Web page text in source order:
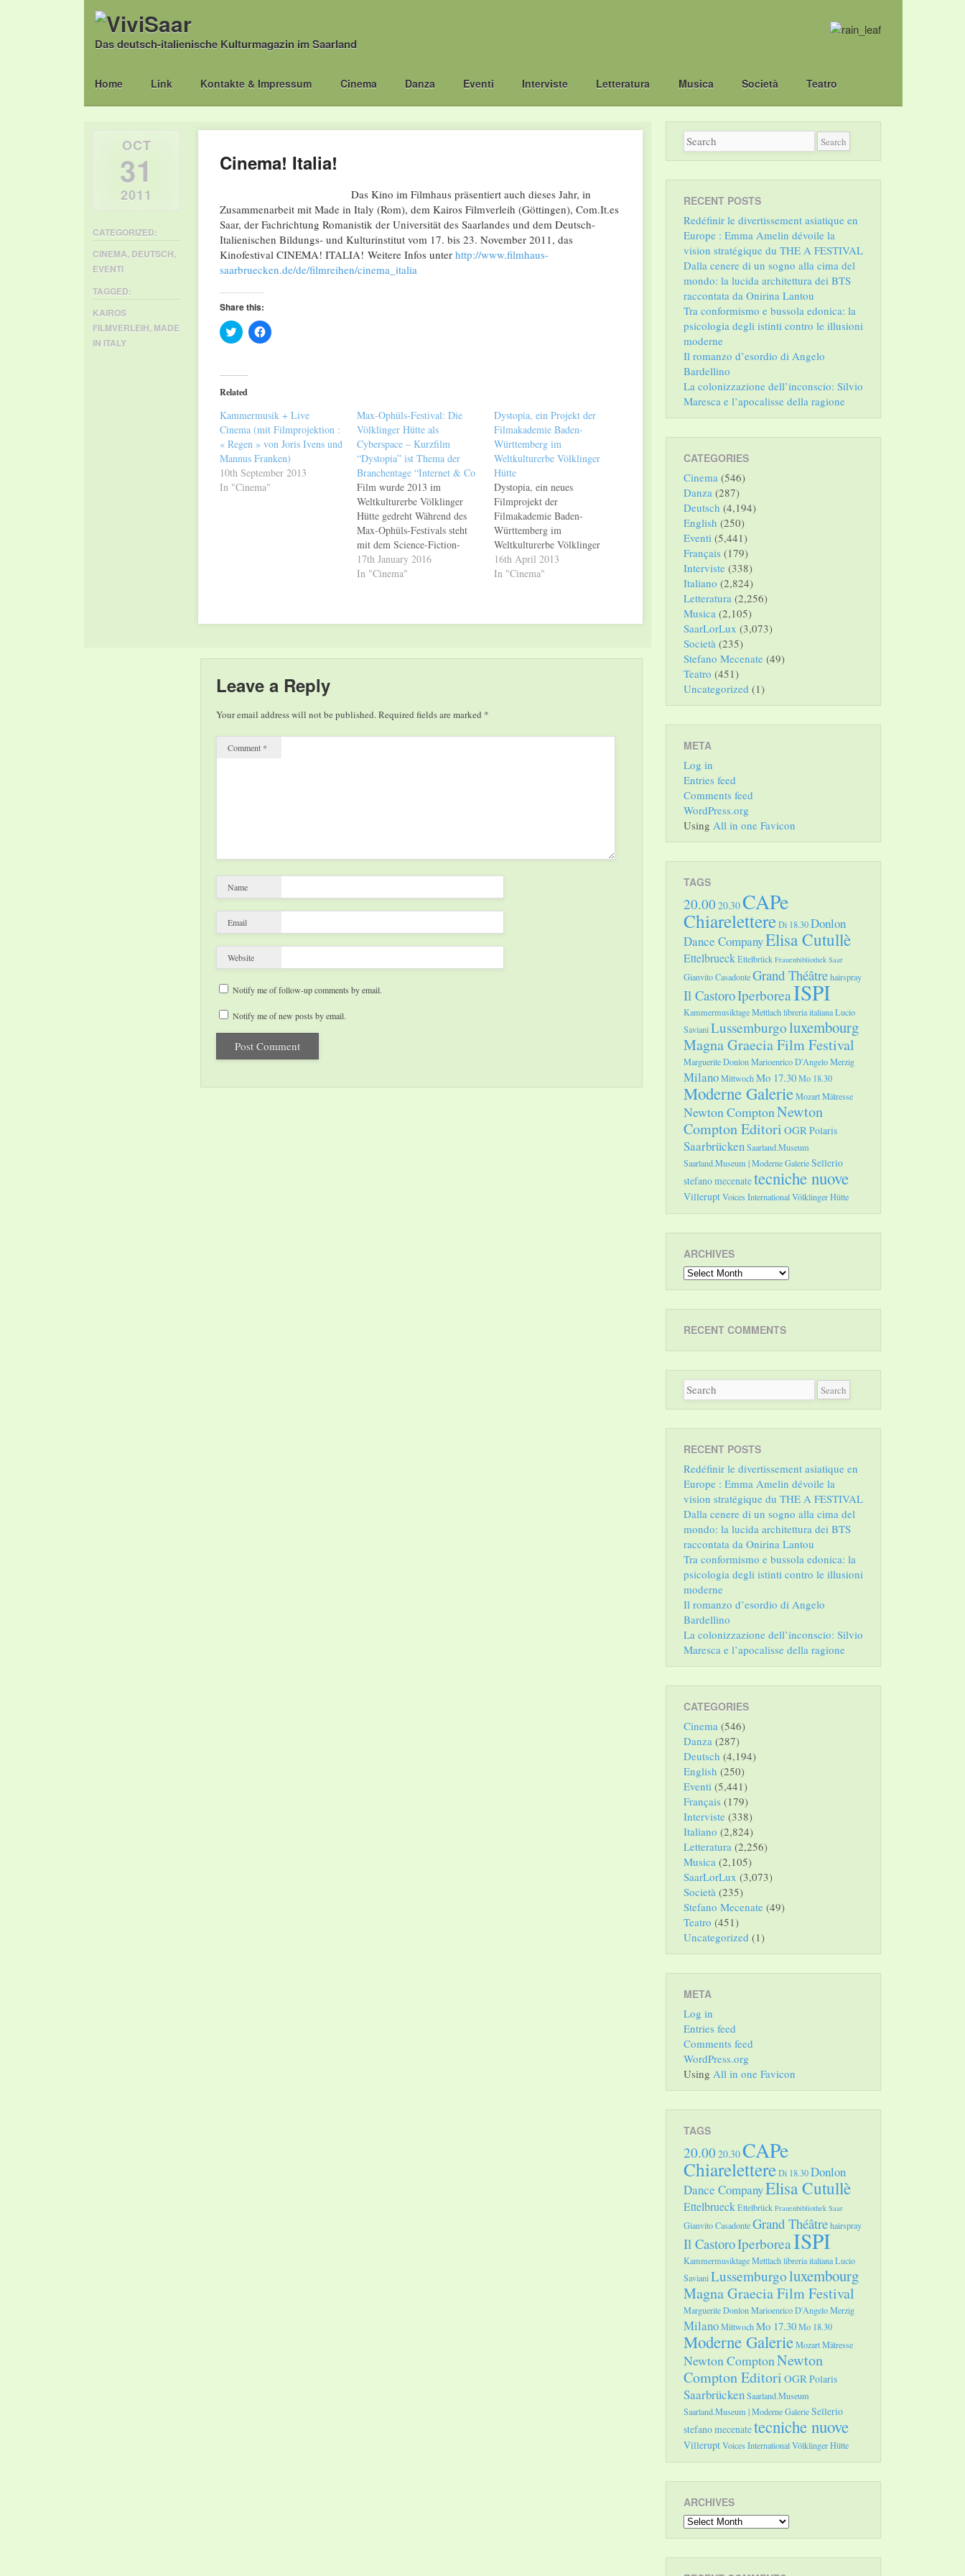
Das deutsch-italienische Kulturmagazin im Saarland
Main menu
Skip
Home Link Kontakte & Impressum Cinema Danza Eventi Interviste Letteratura Musica Società Teatro
Cinema! Italia!
Das Kino im Filmhaus präsentiert auch dieses Jahr, in
Zusammenarbeit mit Made in Italy (Rom), dem Kairos Filmverleih (Göttingen), Com.It.es
Saar, der Fachrichtung Romanistik der Universität des Saarlandes und dem Deutsch-
Italienischen Bildungs- und Kulturinstitut vom 17. bis 23. November 2011, das
Kinofestival CINEMA! ITALIA! Weitere Infos unter http://www.filmhaus-
saarbruecken.de/de/filmreihen/cinema_italia
Share this:
Click
to
(Opens
in
new
Click
to
Related
Kammermusik + Live
Cinema (mit Filmprojektion :
« Regen » von Joris Ivens und
Mannus Franken)
10th September 2013
In "Cinema"
Max-Ophüls-Festival: Die
Völklinger Hütte als
Cyberspace – Kurzfilm
“Dystopia” ist Thema der
Branchentage “Internet & Co
Film wurde 2013 im
Weltkulturerbe Völklinger
Hütte gedreht Während des
Max-Ophüls-Festivals steht
mit dem Science-Fiction-
Kurzfilm "Dystopia" ein Film
im Blickpunkt, der im
entstand: Im Internet konnte
17th January 2016
In "Cinema"
Dystopia, ein Projekt der
Filmakademie Baden-
Württemberg im
Weltkulturerbe Völklinger
Hütte
Dystopia, ein neues
Filmprojekt der
Filmakademie Baden-
Württemberg im
Weltkulturerbe Völklinger
Hütte. Das Weltkulturerbe
Völklinger Hütte als
Baden-Württemberg, und
16th April 2013
In "Cinema"
OCT
31
2011
CATEGORIZED:
CINEMA, DEUTSCH,
EVENTI
TAGGED:
KAIROS
FILMVERLEIH, MADE
IN ITALY
Leave a Reply
Your email address will not be published.Required fields are marked *
Comment *
Name
Email
Website
Notify me of follow-up comments by email.
Notify me of new posts by email.
RECENT POSTS
Redéfinir le divertissement asiatique en
Europe : Emma Amelin dévoile la
vision stratégique du THE A FESTIVAL
Dalla cenere di un sogno alla cima del
mondo: la lucida architettura dei BTS
raccontata da Onirina Lantou
Tra conformismo e bussola edonica: la
psicologia degli istinti contro le illusioni
moderne
Il romanzo d’esordio di Angelo
Bardellino
La colonizzazione dell’inconscio: Silvio
Maresca e l’apocalisse della ragione
CATEGORIES
Cinema (546)
Danza (287)
Deutsch (4,194)
English (250)
Eventi (5,441)
Français (179)
Interviste (338)
Italiano (2,824)
Letteratura (2,256)
Musica (2,105)
SaarLorLux (3,073)
Società (235)
Stefano Mecenate (49)
Teatro (451)
Uncategorized (1)
META
Log in
Entries feed
Comments feed
WordPress.org
Using All in one Favicon
TAGS
20.00 20.30CAPe
ChiarelettereDi 18.30Donlon
Dance CompanyElisa Cutullè
EttelbrueckEttelbrück Frauenbibliothek Saar
Gianvito CasadonteGrand Théâtrehairspray
Il CastoroIperboreaISPI
Kammermusiktage Mettlachlibreria italianaLucio
SavianiLussemburgoluxembourg
Magna Graecia Film Festival
Marguerite DonlonMarioenrico D'AngeloMerzig
MilanoMittwochMo 17.30Mo 18.30
Moderne GalerieMozartMätresse
Newton ComptonNewton
Compton Editori OGRPolaris
SaarbrückenSaarland.Museum
Saarland.Museum | Moderne GalerieSellerio
stefano mecenatetecniche nuove
VilleruptVoices InternationalVölklinger Hütte
ARCHIVES
Archives
RECENT COMMENTS
RECENT POSTS
Redéfinir le divertissement asiatique en
Europe : Emma Amelin dévoile la
vision stratégique du THE A FESTIVAL
Dalla cenere di un sogno alla cima del
mondo: la lucida architettura dei BTS
raccontata da Onirina Lantou
Tra conformismo e bussola edonica: la
psicologia degli istinti contro le illusioni
moderne
Il romanzo d’esordio di Angelo
Bardellino
La colonizzazione dell’inconscio: Silvio
Maresca e l’apocalisse della ragione
CATEGORIES
Cinema (546)
Danza (287)
Deutsch (4,194)
English (250)
Eventi (5,441)
Français (179)
Interviste (338)
Italiano (2,824)
Letteratura (2,256)
Musica (2,105)
SaarLorLux (3,073)
Società (235)
Stefano Mecenate (49)
Teatro (451)
Uncategorized (1)
META
Log in
Entries feed
Comments feed
WordPress.org
Using All in one Favicon
TAGS
20.00 20.30CAPe
ChiarelettereDi 18.30Donlon
Dance CompanyElisa Cutullè
EttelbrueckEttelbrück Frauenbibliothek Saar
Gianvito CasadonteGrand Théâtrehairspray
Il CastoroIperboreaISPI
Kammermusiktage Mettlachlibreria italianaLucio
SavianiLussemburgoluxembourg
Magna Graecia Film Festival
Marguerite DonlonMarioenrico D'AngeloMerzig
MilanoMittwochMo 17.30Mo 18.30
Moderne GalerieMozartMätresse
Newton ComptonNewton
Compton Editori OGRPolaris
SaarbrückenSaarland.Museum
Saarland.Museum | Moderne GalerieSellerio
stefano mecenatetecniche nuove
VilleruptVoices InternationalVölklinger Hütte
ARCHIVES
Archives